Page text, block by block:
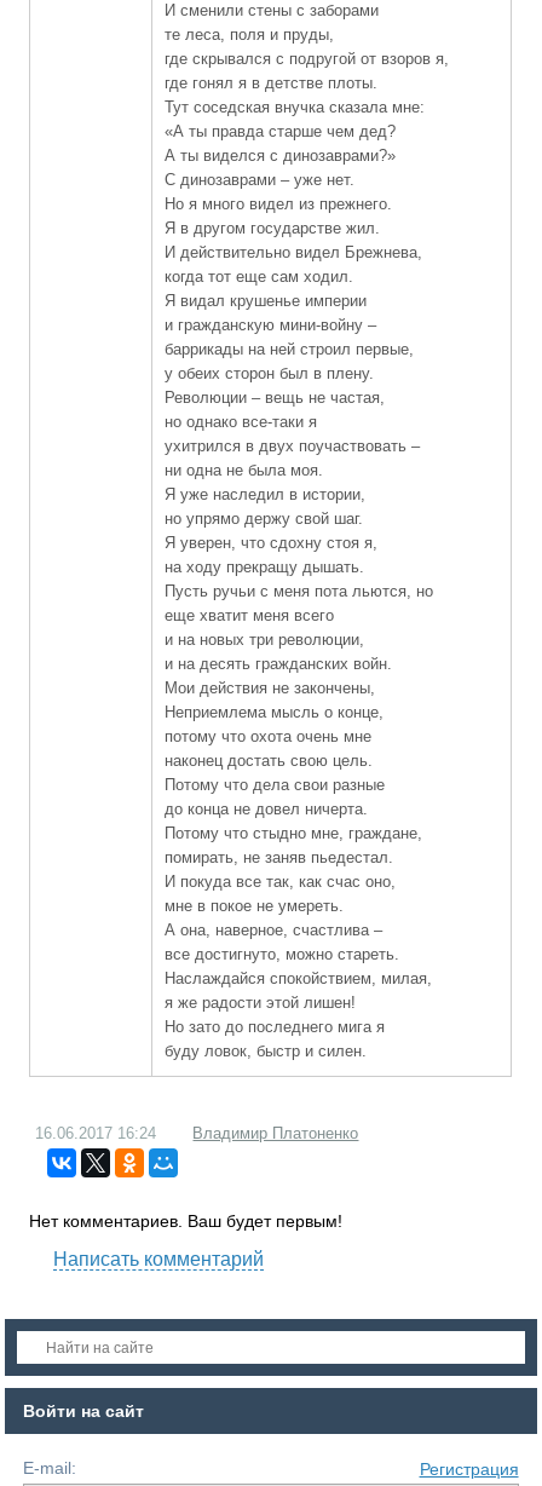
И сменили стены с заборами
те леса, поля и пруды,
где скрывался с подругой от взоров я,
где гонял я в детстве плоты.
Тут соседская внучка сказала мне:
«А ты правда старше чем дед?
А ты виделся с динозаврами?»
С динозаврами – уже нет.
Но я много видел из прежнего.
Я в другом государстве жил.
И действительно видел Брежнева,
когда тот еще сам ходил.
Я видал крушенье империи
и гражданскую мини-войну –
баррикады на ней строил первые,
у обеих сторон был в плену.
Революции – вещь не частая,
но однако все-таки я
ухитрился в двух поучаствовать –
ни одна не была моя.
Я уже наследил в истории,
но упрямо держу свой шаг.
Я уверен, что сдохну стоя я,
на ходу прекращу дышать.
Пусть ручьи с меня пота льются, но
еще хватит меня всего
и на новых три революции,
и на десять гражданских войн.
Мои действия не закончены,
Неприемлема мысль о конце,
потому что охота очень мне
наконец достать свою цель.
Потому что дела свои разные
до конца не довел ничерта.
Потому что стыдно мне, граждане,
помирать, не заняв пьедестал.
И покуда все так, как счас оно,
мне в покое не умереть.
А она, наверное, счастлива –
все достигнуто, можно стареть.
Наслаждайся спокойствием, милая,
я же радости этой лишен!
Но зато до последнего мига я
буду ловок, быстр и силен.
16.06.2017 16:24 Владимир Платоненко
Нет комментариев. Ваш будет первым!
Написать комментарий
Войти на сайт
E-mail: Регистрация